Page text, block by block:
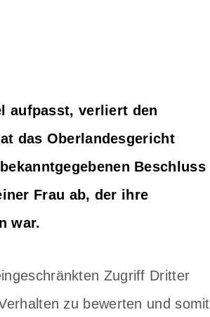
aufpasst, verliert den
das Oberlandesgericht
Beschluss
Frau ab, der ihre
war.
Zugriff Dritter
zu bewerten und somit